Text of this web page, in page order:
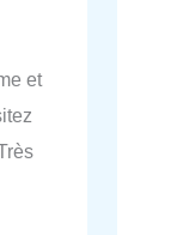
et